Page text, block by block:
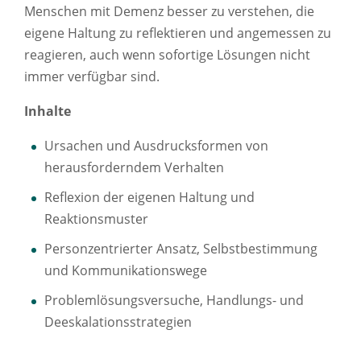
Menschen mit Demenz besser zu verstehen, die
eigene Haltung zu reflektieren und angemessen zu
reagieren, auch wenn sofortige Lösungen nicht
immer verfügbar sind.
Inhalte
Ursachen und Ausdrucksformen von
herausforderndem Verhalten
Reflexion der eigenen Haltung und
Reaktionsmuster
Personzentrierter Ansatz, Selbstbestimmung
und Kommunikationswege
Problemlösungsversuche, Handlungs- und
Deeskalationsstrategien